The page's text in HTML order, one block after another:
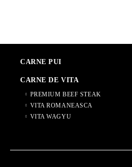
CARNE PUI
CARNE DE VITA
PREMIUM BEEF STEAK
VITA ROMANEASCA
VITA WAGYU